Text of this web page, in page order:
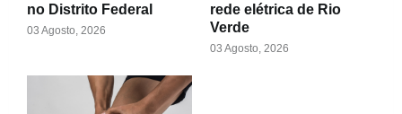
no Distrito Federal
03 Agosto, 2026
rede elétrica de Rio
Verde
03 Agosto, 2026